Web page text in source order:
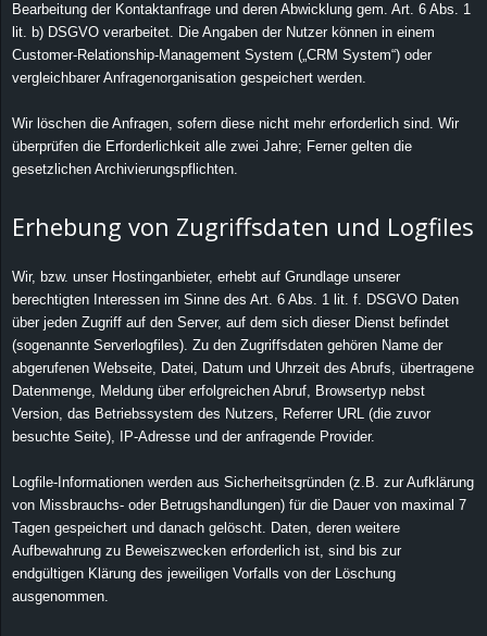
Bearbeitung der Kontaktanfrage und deren Abwicklung gem. Art. 6 Abs. 1
lit. b) DSGVO verarbeitet. Die Angaben der Nutzer können in einem
Customer-Relationship-Management System („CRM System“) oder
vergleichbarer Anfragenorganisation gespeichert werden.
Wir löschen die Anfragen, sofern diese nicht mehr erforderlich sind. Wir
überprüfen die Erforderlichkeit alle zwei Jahre; Ferner gelten die
gesetzlichen Archivierungspflichten.
Erhebung von Zugriffsdaten und Logfiles
Wir, bzw. unser Hostinganbieter, erhebt auf Grundlage unserer
berechtigten Interessen im Sinne des Art. 6 Abs. 1 lit. f. DSGVO Daten
über jeden Zugriff auf den Server, auf dem sich dieser Dienst befindet
(sogenannte Serverlogfiles). Zu den Zugriffsdaten gehören Name der
abgerufenen Webseite, Datei, Datum und Uhrzeit des Abrufs, übertragene
Datenmenge, Meldung über erfolgreichen Abruf, Browsertyp nebst
Version, das Betriebssystem des Nutzers, Referrer URL (die zuvor
besuchte Seite), IP-Adresse und der anfragende Provider.
Logfile-Informationen werden aus Sicherheitsgründen (z.B. zur Aufklärung
von Missbrauchs- oder Betrugshandlungen) für die Dauer von maximal 7
Tagen gespeichert und danach gelöscht. Daten, deren weitere
Aufbewahrung zu Beweiszwecken erforderlich ist, sind bis zur
endgültigen Klärung des jeweiligen Vorfalls von der Löschung
ausgenommen.